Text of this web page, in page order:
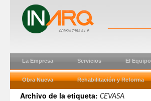
La Empresa Servicios El Equipo
Obra Nueva Rehabilitación y Reforma
Archivo de la etiqueta: CEVASA